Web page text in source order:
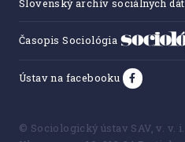
Slovenský archív sociálnych dát
Časopis Sociológia
Ústav na facebooku
© Sociologický ústav SAV, v. v. i.